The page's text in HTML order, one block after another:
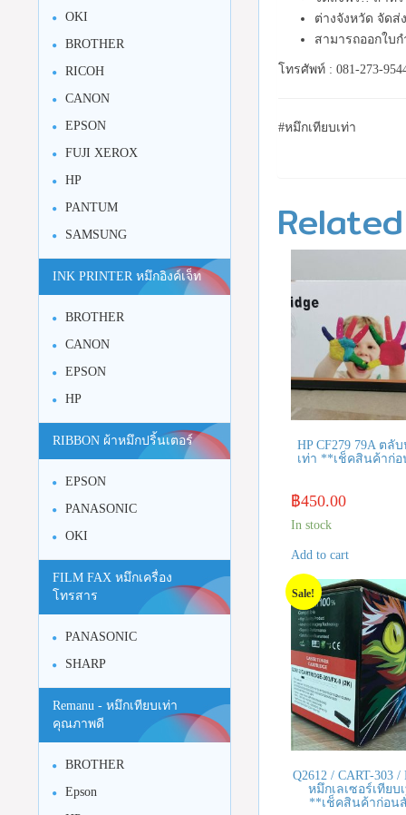
ต่างจังหวัด จัดส่
สามารถออกใบ
โทรศัพท์ : 081-273-
#หมึกเทียบเท่า
HP CF279 79A ตลั
เท่า **เช็คสินค้าก่
฿450.00
In stock
Add to cart
Sale!
Q2612 / CART-303
หมึกเลเซอร์เทียบ
**เช็คสินค้าก่อน
OKI
BROTHER
RICOH
CANON
EPSON
FUJI XEROX
HP
PANTUM
SAMSUNG
INK PRINTER หมึกอิงค์เจ็ท
BROTHER
CANON
EPSON
HP
RIBBON ผ้าหมึกปริ้นเตอร์
EPSON
PANASONIC
OKI
FILM FAX หมึกเครื่อง
โทรสาร
PANASONIC
SHARP
Remanu - หมึกเทียบเท่า
คุณภาพดี
BROTHER
Epson